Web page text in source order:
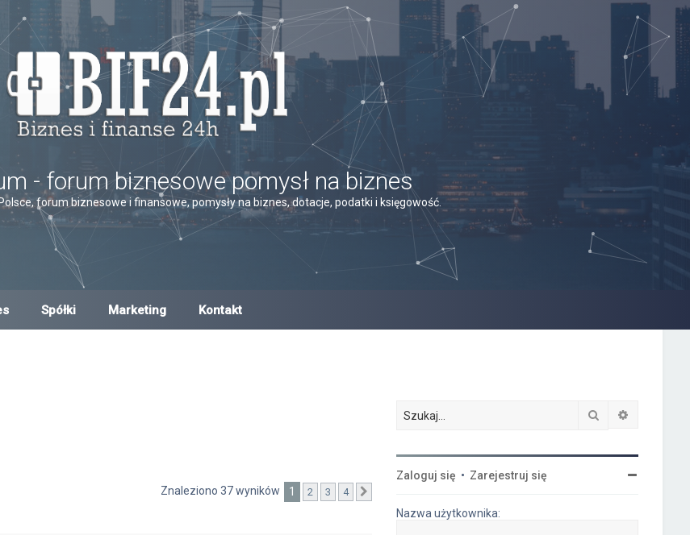
- forum biznesowe pomysł na biznes
forum biznesowe i finansowe, pomysły na biznes, dotacje, podatki i księgowość.
Spółki Marketing Kontakt
Znaleziono 37 wyników 1 2 3 4
Szukaj
Zaloguj się • Zarejestruj się
Nazwa użytkownika: